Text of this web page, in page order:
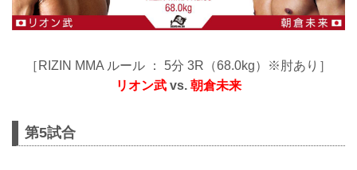
［RIZIN MMA ルール ： 5分 3R（68.0kg）※肘あり］
リオン武 vs. 朝倉未来
第5試合